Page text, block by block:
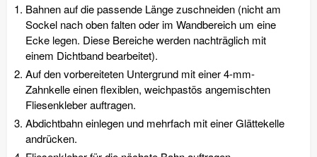
Bahnen auf die passende Länge zuschneiden (nicht am
Sockel nach oben falten oder im Wandbereich um eine
Ecke legen. Diese Bereiche werden nachträglich mit
einem Dichtband bearbeitet).
Auf den vorbereiteten Untergrund mit einer 4-mm-
Zahnkelle einen flexiblen, weichpastös angemischten
Fliesenkleber auftragen.
Abdichtbahn einlegen und mehrfach mit einer Glättekelle
andrücken.